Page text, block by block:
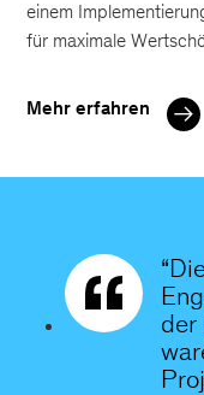
einem
für maximale
Mehr erfahren
der